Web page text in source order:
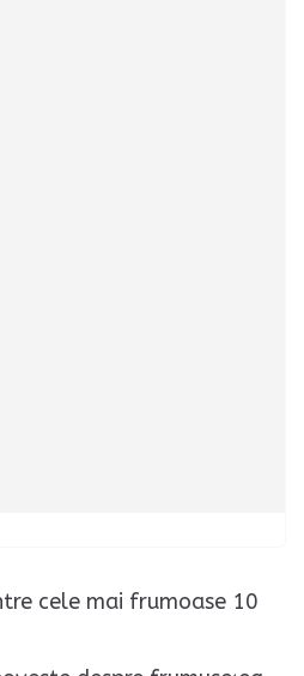
cele mai frumoase 10